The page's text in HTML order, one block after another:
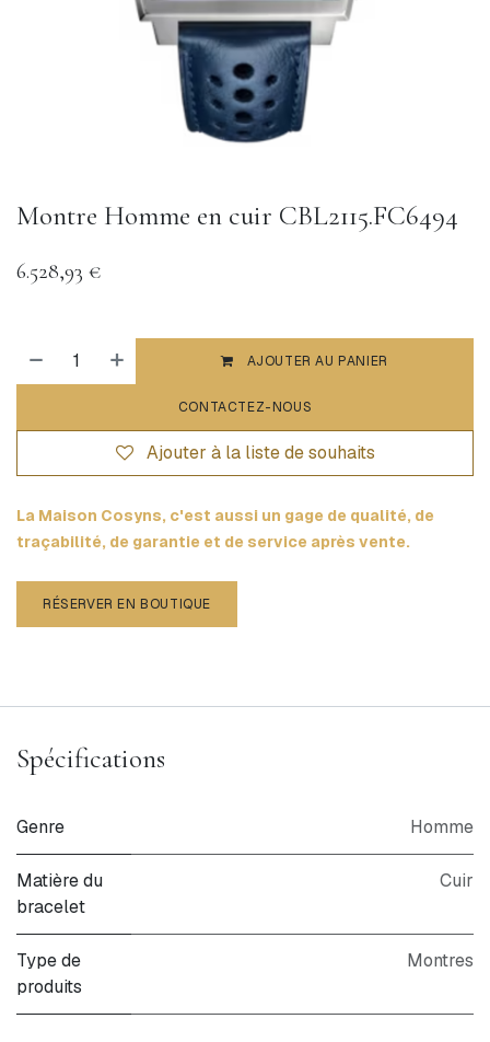
Montre Homme en cuir CBL2115.FC6494
6.528,93 €
AJOUTER AU PANIER
CONTACTEZ-NOUS
Ajouter à la liste de souhaits
La Maison Cosyns, c'est aussi un gage de qualité, de
traçabilité, de garantie et de service après vente.
RÉSERVER EN BOUTIQUE
Spécifications
Genre Homme
Matière du
bracelet
Cuir
Type de
produits
Montres